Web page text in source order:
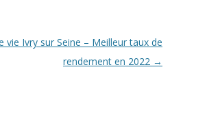
vie Ivry sur Seine – Meilleur taux de
rendement en 2022 →